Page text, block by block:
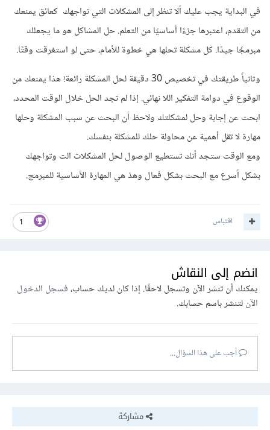
في البداية يجب عليك ألا تنظر إلى المشكلات التي تواجهك كعائق يمنعك
من التقدم، اعتبرها جزءًا أساسيًا من التعلم. حل المشاكل هو ما يجعلك
مبرمجًا جيدًا. كل مشكلة تحلها هي خطوة للأمام، حتى لو استغرقت وقتًا.
وثانياً طريقتك في تخصيص 30 دقيقة لحل المشكلة رائعة! هذا يمنعك من
الوقوع في دوامة التفكير اللا نهائي. إذا لم تجد الحل خلال الوقت المحدد،
ابحث عن إجابة وحل لمشكلتك ولاحظ أن البحث عن سبب المشكلة وحلها
مهارة لا تقل أهمية عن محاولة حلك للمشكلة بنفسك.
ومع الوقت ستجد أنك تستطيع الوصول لحل المشكلات الت وتواجهك
بشكل أسرع مع البحث بشكل فعال وهذ هي المهارة الأساسية للمبرمج.
1 اقتباس
انضم إلى النقاش
يمكنك أن تنشر الآن وتسجل لاحقًا. إذا كان لديك حساب،فسجل الدخول
الآنلتنشر باسم حسابك.
أجب على هذا السؤال...
مشاركة